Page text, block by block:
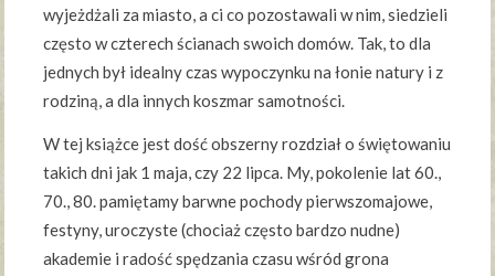
wyjeżdżali za miasto, a ci co pozostawali w nim, siedzieli
często w czterech ścianach swoich domów. Tak, to dla
jednych był idealny czas wypoczynku na łonie natury i z
rodziną, a dla innych koszmar samotności.
W tej książce jest dość obszerny rozdział o świętowaniu
takich dni jak 1 maja, czy 22 lipca. My, pokolenie lat 60.,
70., 80. pamiętamy barwne pochody pierwszomajowe,
festyny, uroczyste (chociaż często bardzo nudne)
akademie i radość spędzania czasu wśród grona